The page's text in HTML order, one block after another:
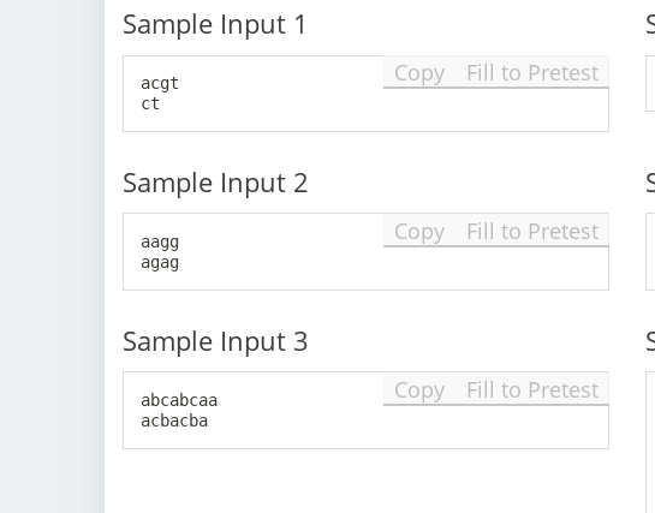
Sample Input 1
acgt
Copy Fill to Pretest
Sample Input 2
aagg
Copy Fill to Pretest
Sample Input 3
abcabcaa
Copy Fill to Pretest